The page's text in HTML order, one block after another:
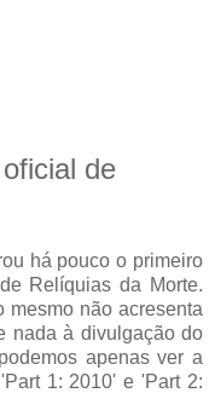
de
há pouco o primeiro
Relíquias da Morte.
mesmo não acresenta
nada à divulgação do
apenas ver a
1: 2010' e 'Part 2: